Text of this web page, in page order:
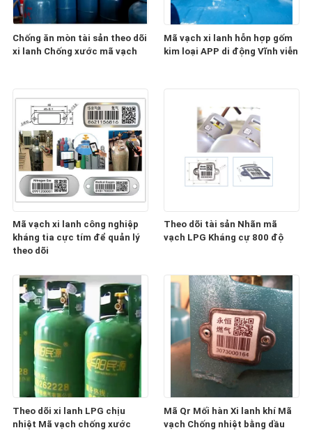
Chống ăn mòn tài sản theo dõi
xi lanh Chống xước mã vạch
Mã vạch xi lanh hỗn hợp gốm
kim loại APP di động Vĩnh viễn
Mã vạch xi lanh công nghiệp
kháng tia cực tím để quản lý
theo dõi
Theo dõi tài sản Nhãn mã
vạch LPG Kháng cự 800 độ
Theo dõi xi lanh LPG chịu
nhiệt Mã vạch chống xước
Mã Qr Mối hàn Xi lanh khí Mã
vạch Chống nhiệt bằng dầu